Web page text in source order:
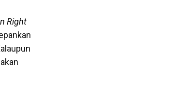
Right